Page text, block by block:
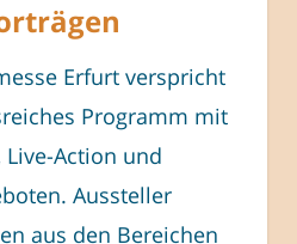
Erfurt verspricht
Programm mit
Action und
Aussteller
aus den Bereichen